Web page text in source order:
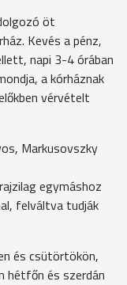
öt
Kevés a pénz,
napi 3-4 órában
a kórháznak
vérvételt
Markusovszky
egymáshoz
felváltva tudják
és csütörtökön,
hétfőn és szerdán